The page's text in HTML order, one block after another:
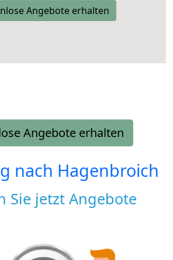
Angebote erhalten
Angebote erhalten
nach Hagenbroich
Sie jetzt Angebote